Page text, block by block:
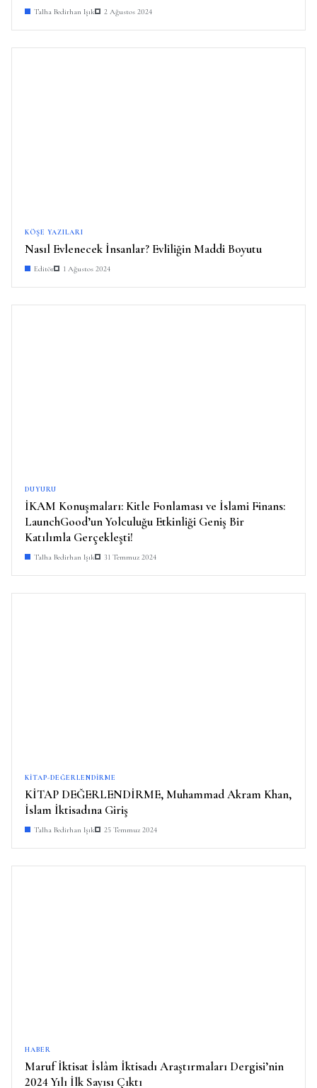
Talha Bedirhan Işık 2 Ağustos 2024
KÖŞE YAZILARI
Nasıl Evlenecek İnsanlar? Evliliğin Maddi Boyutu
Editör 1 Ağustos 2024
DUYURU
İKAM Konuşmaları: Kitle Fonlaması ve İslami Finans:
LaunchGood’un Yolculuğu Etkinliği Geniş Bir
Katılımla Gerçekleşti!
Talha Bedirhan Işık 31 Temmuz 2024
KITAP-DEĞERLENDIRME
KİTAP DEĞERLENDİRME, Muhammad Akram Khan,
İslam İktisadına Giriş
Talha Bedirhan Işık 25 Temmuz 2024
HABER
Maruf İktisat İslâm İktisadı Araştırmaları Dergisi’nin
2024 Yılı İlk Sayısı Çıktı